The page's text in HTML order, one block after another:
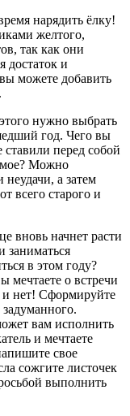
нарядить ёлку!
желтого,
так как они
достаток и
можете добавить
нужно выбрать
год. Чего вы
перед собой
Можно
а затем
всего старого и
вновь начнет расти
заниматься
в этом году?
о встречи
и нет! Сформируйте
вам исполнить
и мечтаете
свое
сожгите листочек
выполнить